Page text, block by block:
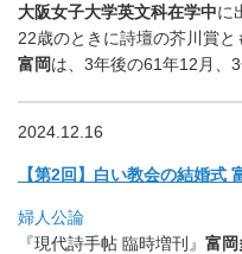
大阪女子大学英文科在学中に
22歳のときに詩壇の芥川賞
富岡は、3年後の61年12月、
2024.12.16
【第2回】白い教会の結婚式
婦人公論
『現代詩手帖 臨時増刊』 富岡